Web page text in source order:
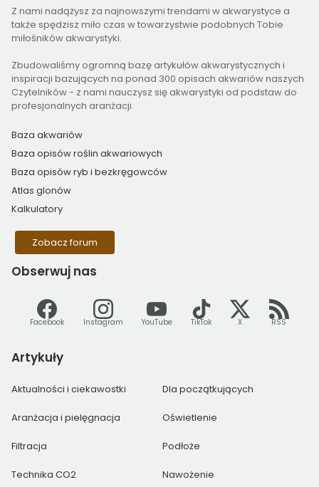
Z nami nadążysz za najnowszymi trendami w akwarystyce a
także spędzisz miło czas w towarzystwie podobnych Tobie
miłośników akwarystyki.
Zbudowaliśmy ogromną bazę artykułów akwarystycznych i
inspiracji bazujących na ponad 300 opisach akwariów naszych
Czytelników - z nami nauczysz się akwarystyki od podstaw do
profesjonalnych aranżacji.
Baza akwariów
Baza opisów roślin akwariowych
Baza opisów ryb i bezkręgowców
Atlas glonów
Kalkulatory
Zobacz forum
Obserwuj nas
Facebook Instagram YouTube TikTok X RSS
Artykuły
Aktualności i ciekawostki Dla początkujących
Aranżacja i pielęgnacja Oświetlenie
Filtracja Podłoże
Technika CO2 Nawożenie